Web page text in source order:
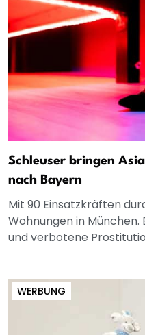
Schleuser bringen
nach Bayern
Mit 90 Einsatzkräften
Wohnungen in
und verbotene
WERBUNG